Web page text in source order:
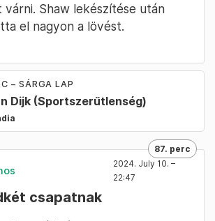
Shaw lekészítése után
el nagyon a lövést.
– SÁRGA LAP
Dijk (Sportszerűtlenség)
87. perc
2024. July 10. –
22:47
csapatnak